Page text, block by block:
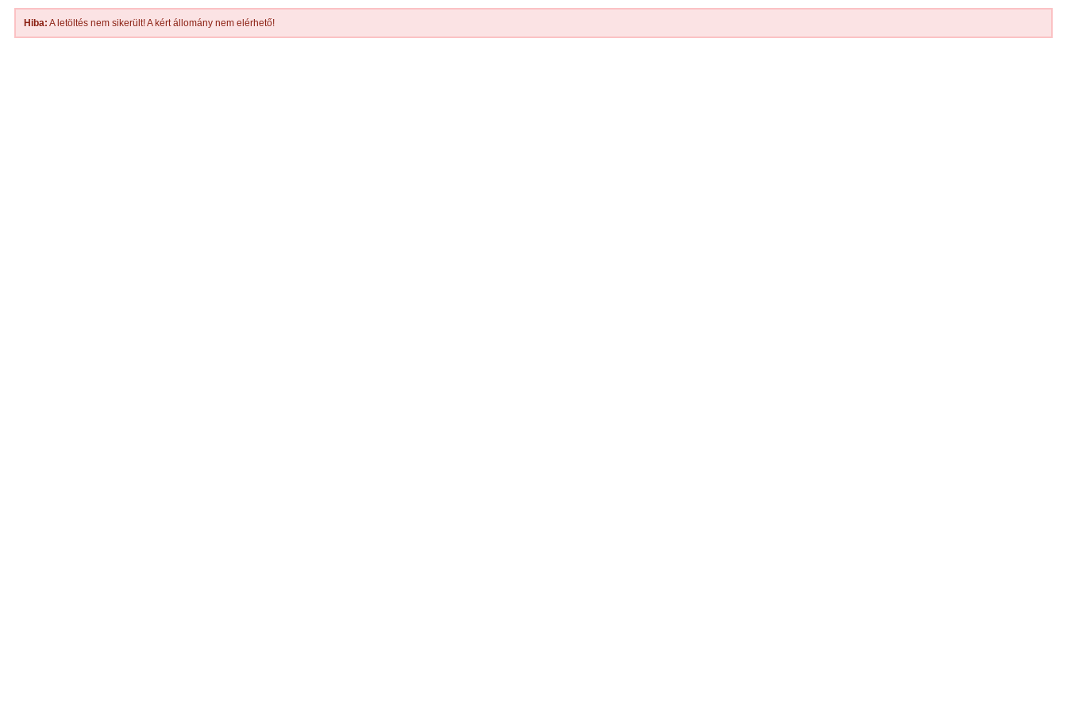
Hiba: A letöltés nem sikerült! A kért állomány nem elérhető!